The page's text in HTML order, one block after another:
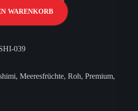
WARENKORB
039
, Meeresfrüchte, Roh, Premium,